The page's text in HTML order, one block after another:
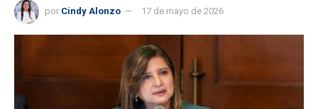
por Cindy Alonzo 17 de mayo de 2026